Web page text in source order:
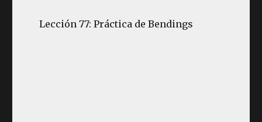
Lección 77: Práctica de Bendings